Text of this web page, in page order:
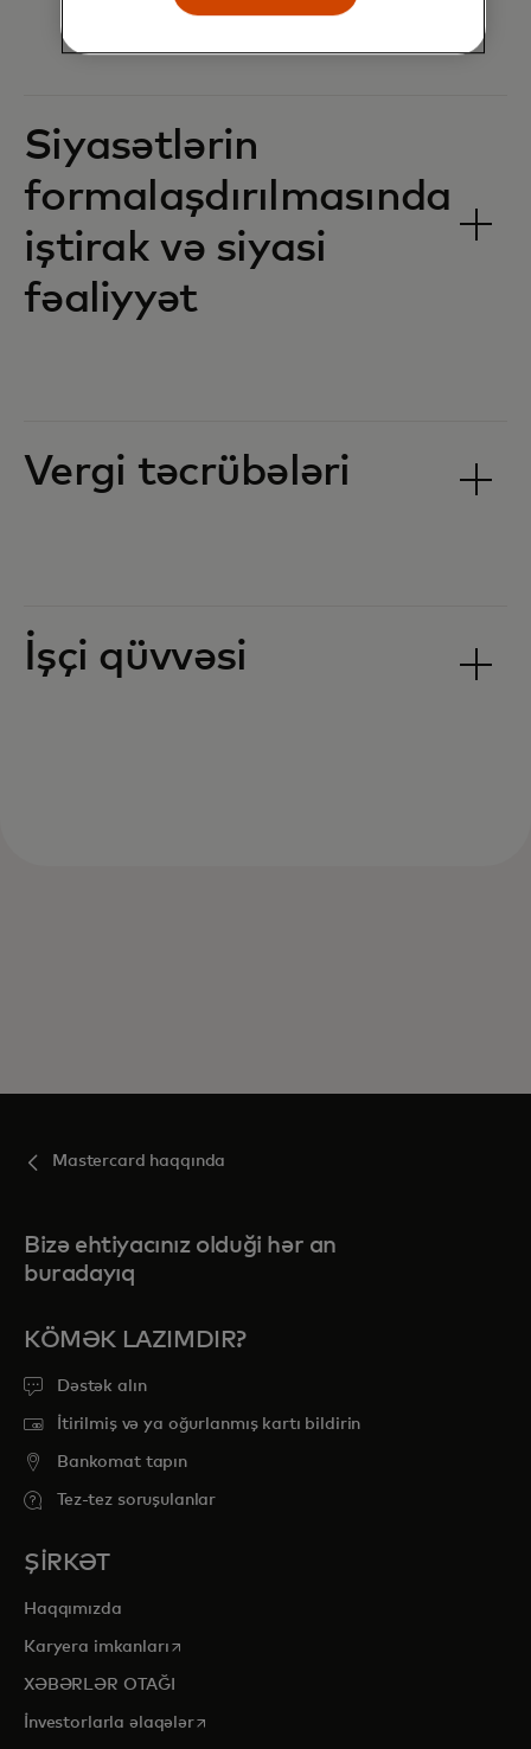
Siyasətlərin
formalaşdırılmasında
iştirak və siyasi
fəaliyyət
Vergi təcrübələri
İşçi qüvvəsi
Mastercard haqqında
Bizə ehtiyacınız olduği hər an
buradayıq
KÖMƏK LAZIMDIR?
Dəstək alın
İtirilmiş və ya oğurlanmış kartı bildirin
Bankomat tapın
Tez-tez soruşulanlar
ŞİRKƏT
Haqqımızda
Karyera imkanlarıopens in a new tab
XƏBƏRLƏR OTAĞI
İnvestorlarla əlaqələropens in a new tab